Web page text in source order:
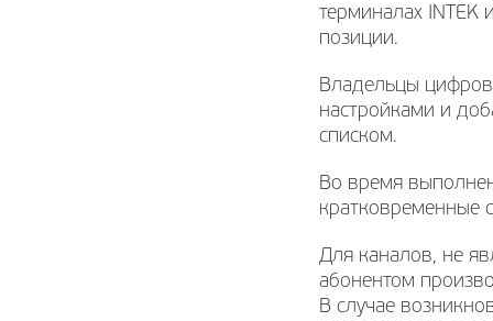
терминалах INTEK
позиции.
Владельцы
настройками и
списком.
Во время
кратковременные
Для каналов, не
абонентом
В случае